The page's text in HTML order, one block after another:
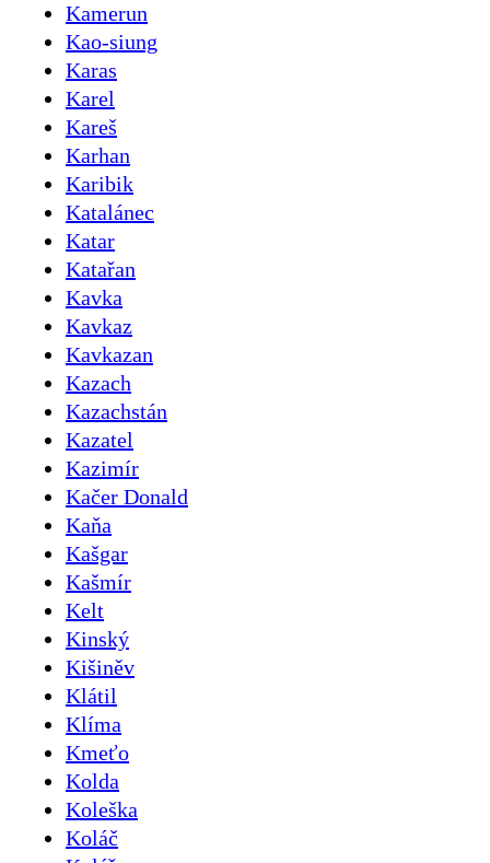
Kamerun
Kao-siung
Karas
Karel
Kareš
Karhan
Karibik
Katalánec
Katar
Katařan
Kavka
Kavkaz
Kavkazan
Kazach
Kazachstán
Kazatel
Kazimír
Kačer Donald
Kaňa
Kašgar
Kašmír
Kelt
Kinský
Kišiněv
Klátil
Klíma
Kmeťo
Kolda
Koleška
Koláč